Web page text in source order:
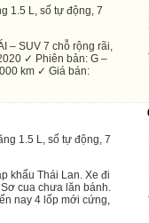
1.5 L, số tự động, 7
– SUV 7 chỗ rộng rãi,
✓ Phiên bản: G –
km ✓ Giá bán:
1.5 L, số tự động, 7
khẩu Thái Lan. Xe đi
cua chưa lăn bánh.
nay 4 lốp mới cứng,